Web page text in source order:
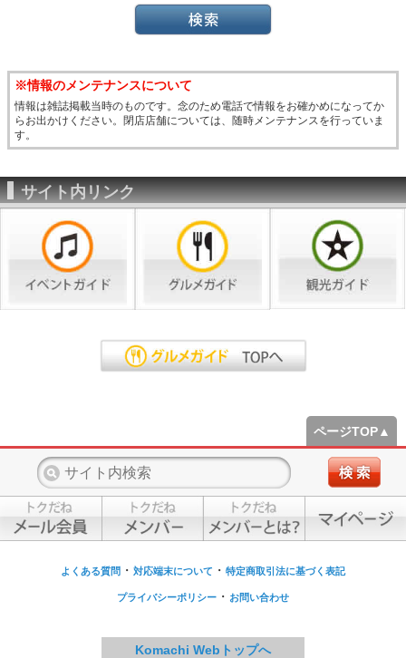
※情報のメンテナンスについて
情報は雑誌掲載当時のものです。念のため電話で情報をお確かめになってか
らお出かけください。閉店店舗については、随時メンテナンスを行っていま
す。
サイト内リンク
ページTOP▲
よくある質問 ・ 対応端末について ・ 特定商取引法に基づく表記
プライバシーポリシー ・ お問い合わせ
Komachi Webトップへ